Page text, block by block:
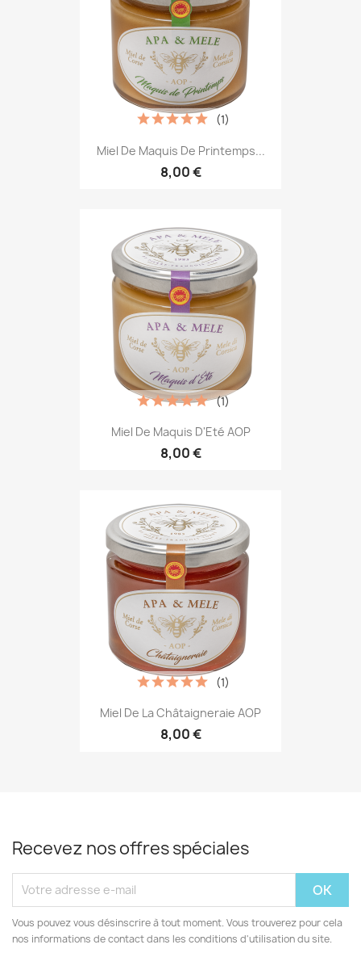
Miel De Maquis De Printemps...
8,00 €
(1)
Miel De Maquis D'Eté AOP
8,00 €
(1)
Miel De La Châtaigneraie AOP
8,00 €
(1)
Recevez nos offres spéciales
Vous pouvez vous désinscrire à tout moment. Vous trouverez pour cela
nos informations de contact dans les conditions d'utilisation du site.